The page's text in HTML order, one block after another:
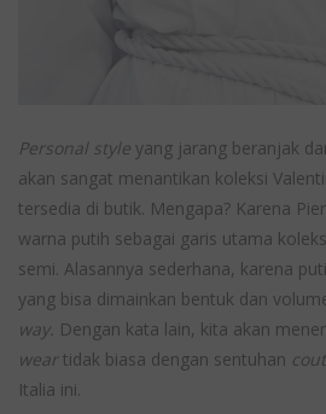
Personal style yang jarang beranjak
akan sangat menantikan koleksi
tersedia di butik. Mengapa? Karena
warna putih sebagai garis utama
semi. Alasannya sederhana, karena
yang bisa dimainkan bentuk dan
way. Dengan kata lain, kita akan
wear tidak biasa dengan sentuhan
Italia ini.